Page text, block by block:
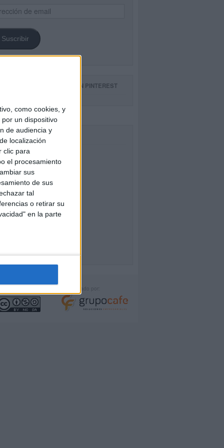
como cookies, y
un dispositivo
de audiencia y
localización
clic para
el procesamiento
sus
de sus
tal
o retirar su
en la parte
Suscribir
NUESTROS TABLEROS EN PINTEREST